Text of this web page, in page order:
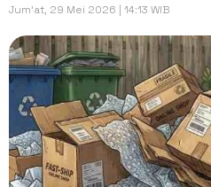
Jum'at, 29 Mei 2026 | 14:13 WIB